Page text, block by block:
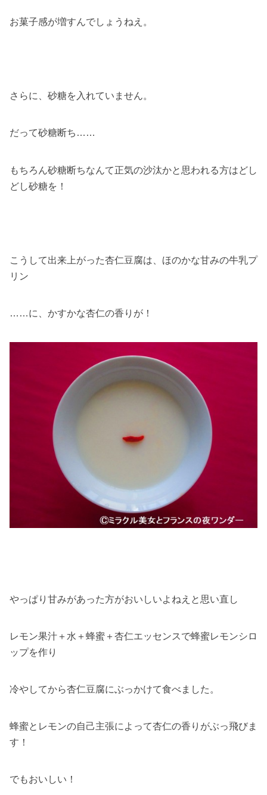
お菓子感が増すんでしょうねえ。
さらに、砂糖を入れていません。
だって砂糖断ち……
もちろん砂糖断ちなんて正気の沙汰かと思われる方はどし
どし砂糖を！
こうして出来上がった杏仁豆腐は、ほのかな甘みの牛乳プ
リン
……に、かすかな杏仁の香りが！
やっぱり甘みがあった方がおいしいよねえと思い直し
レモン果汁＋水＋蜂蜜＋杏仁エッセンスで蜂蜜レモンシロ
ップを作り
冷やしてから杏仁豆腐にぶっかけて食べました。
蜂蜜とレモンの自己主張によって杏仁の香りがぶっ飛びま
す！
でもおいしい！